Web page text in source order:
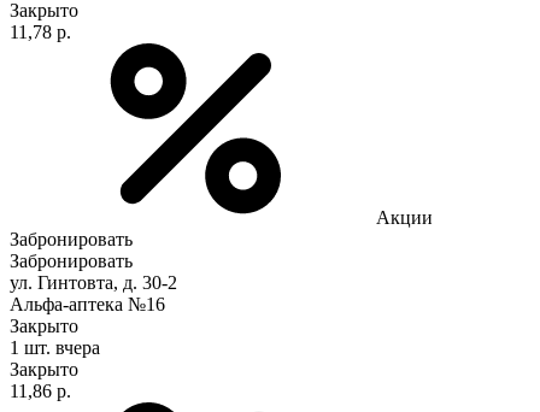
Закрыто
11,78 р.
Акции
Забронировать
Забронировать
ул. Гинтовта, д. 30-2
Альфа-аптека №16
Закрыто
1 шт. вчера
Закрыто
11,86 р.